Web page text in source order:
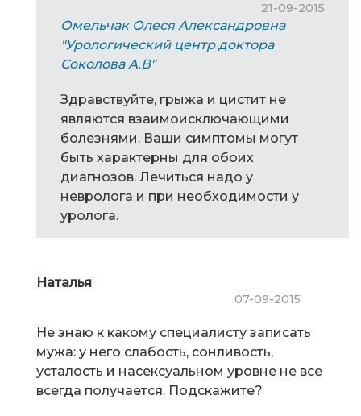
21-09-2015
Омельчак Олеся Александровна
"Урологический центр доктора
Соколова А.В"
Здравствуйте, грыжа и цистит не
являются взаимоисключающими
болезнями. Ваши симптомы могут
быть характерны для обоих
диагнозов. Лечиться надо у
невролога и при необходимости у
уролога.
Наталья
07-09-2015
Не знаю к какому специалисту записать
мужа: у него слабость, сонливость,
усталость и насексуальном уровне не все
всегда получается. Подскажите?